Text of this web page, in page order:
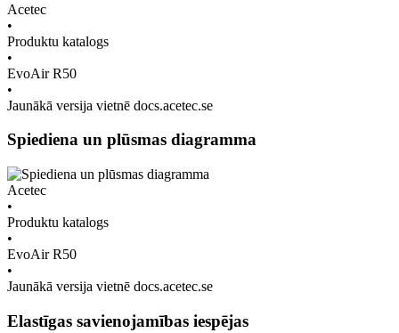
Acetec
•
Produktu katalogs
•
EvoAir R50
•
Jaunākā versija vietnē docs.acetec.se
Spiediena un plūsmas diagramma
Acetec
•
Produktu katalogs
•
EvoAir R50
•
Jaunākā versija vietnē docs.acetec.se
Elastīgas savienojamības iespējas